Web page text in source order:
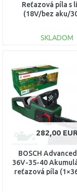
Reťazová píla s
(18V/bez aku/
SKLADOM
DO
Porovnať
282,00 EUR
BOSCH
36V-35-40
reťazová píla